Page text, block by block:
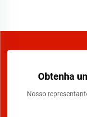
Obtenha
Nosso